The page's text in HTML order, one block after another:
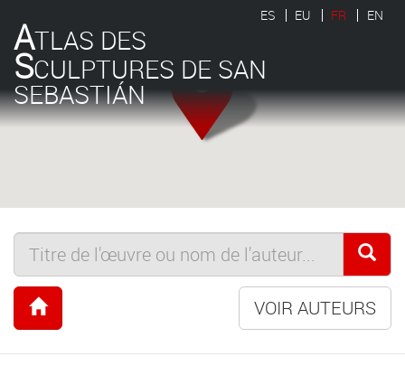
ATLAS DES
SCULPTURES DE SAN
SEBASTIÁN
ES EU FR EN
VOIR AUTEURS